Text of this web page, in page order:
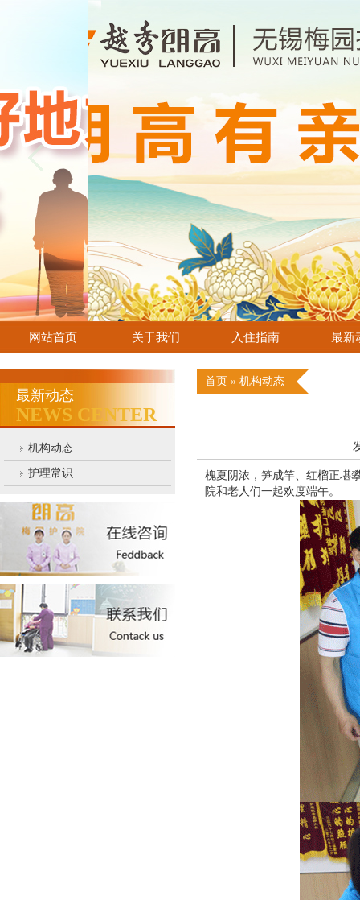
网站首页 关于我们 入住指南 最新
最新动态
NEWS CENTER
机构动态
护理常识
首页 » 机构动态
槐夏阴浓，笋成竿、红榴正堪
院和老人们一起欢度端午。